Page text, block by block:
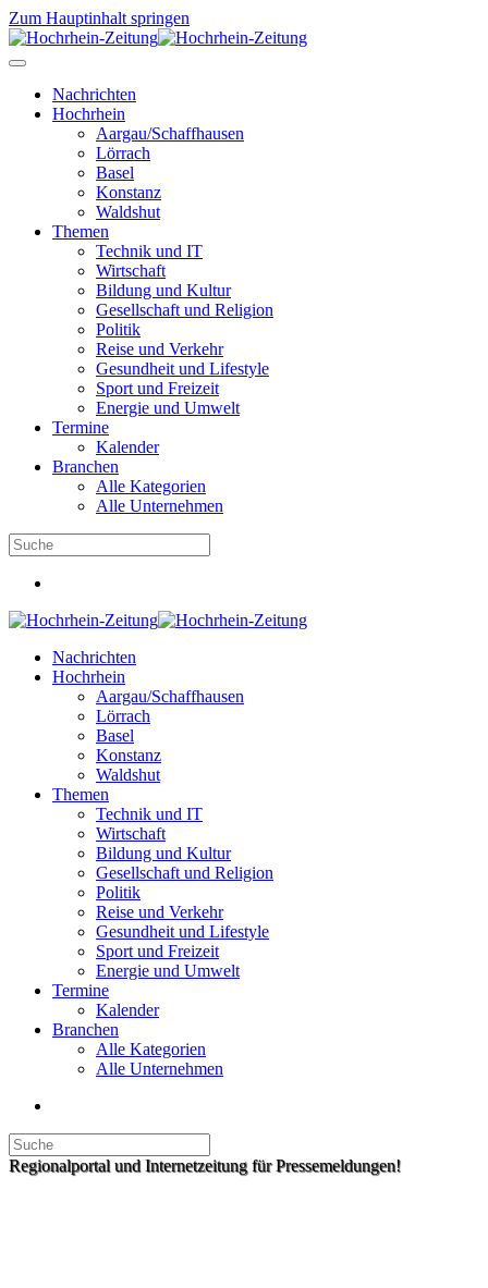
Zum Hauptinhalt springen
Nachrichten
Hochrhein
Aargau/Schaffhausen
Lörrach
Basel
Konstanz
Waldshut
Themen
Technik und IT
Wirtschaft
Bildung und Kultur
Gesellschaft und Religion
Politik
Reise und Verkehr
Gesundheit und Lifestyle
Sport und Freizeit
Energie und Umwelt
Termine
Kalender
Branchen
Alle Kategorien
Alle Unternehmen
Nachrichten
Hochrhein
Aargau/Schaffhausen
Lörrach
Basel
Konstanz
Waldshut
Themen
Technik und IT
Wirtschaft
Bildung und Kultur
Gesellschaft und Religion
Politik
Reise und Verkehr
Gesundheit und Lifestyle
Sport und Freizeit
Energie und Umwelt
Termine
Kalender
Branchen
Alle Kategorien
Alle Unternehmen
Regionalportal und Internetzeitung für Pressemeldungen!